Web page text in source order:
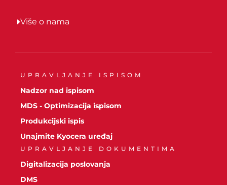
Više o nama
UPRAVLJANJE ISPISOM
Nadzor nad ispisom
MDS - Optimizacija ispisom
Produkcijski ispis
Unajmite Kyocera uređaj
UPRAVLJANJE DOKUMENTIMA
Digitalizacija poslovanja
DMS